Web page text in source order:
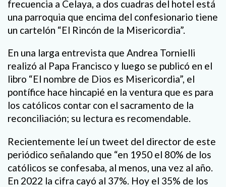
frecuencia a Celaya, a dos cuadras del hotel está
una parroquia que encima del confesionario tiene
un cartelón “El Rincón de la Misericordia”.
En una larga entrevista que Andrea Tornielli
realizó al Papa Francisco y luego se publicó en el
libro “El nombre de Dios es Misericordia”, el
pontífice hace hincapié en la ventura que es para
los católicos contar con el sacramento de la
reconciliación; su lectura es recomendable.
Recientemente leí un tweet del director de este
periódico señalando que “en 1950 el 80% de los
católicos se confesaba, al menos, una vez al año.
En 2022 la cifra cayó al 37%. Hoy el 35% de los